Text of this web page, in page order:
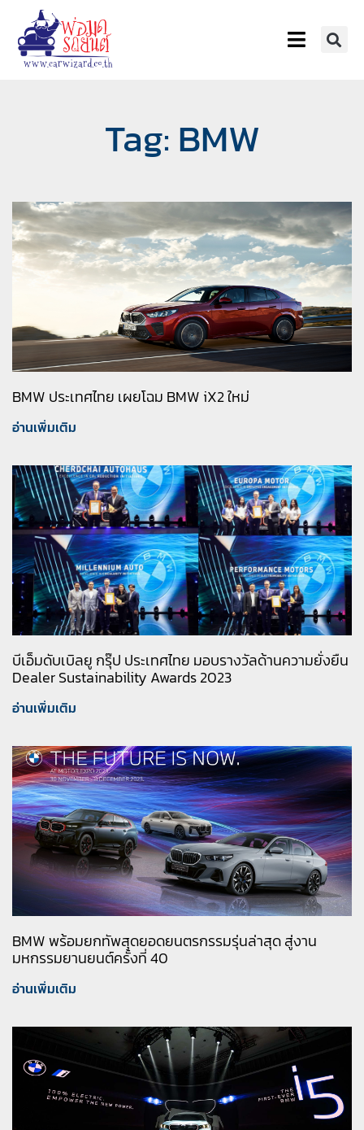
Tag: BMW
BMW ประเทศไทย เผยโฉม BMW iX2 ใหม่
อ่านเพิ่มเติม
บีเอ็มดับเบิลยู กรุ๊ป ประเทศไทย มอบรางวัลด้านความยั่งยืน
Dealer Sustainability Awards 2023
อ่านเพิ่มเติม
BMW พร้อมยกทัพสุดยอดยนตรกรรมรุ่นล่าสุด สู่งาน
มหกรรมยานยนต์ครั้งที่ 40
อ่านเพิ่มเติม